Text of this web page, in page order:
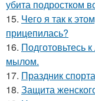
убита подростком
15. Чего я так к
прицепилась?
16. Подготовьтесь
мылом.
17. Праздник
18. Защита